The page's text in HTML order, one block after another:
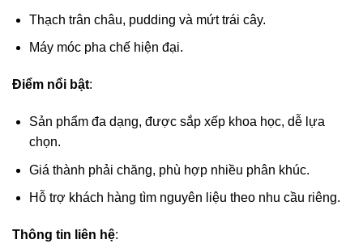
Thạch trân châu, pudding và mứt trái cây.
Máy móc pha chế hiện đại.
Điểm nổi bật:
Sản phẩm đa dạng, được sắp xếp khoa học, dễ lựa
chọn.
Giá thành phải chăng, phù hợp nhiều phân khúc.
Hỗ trợ khách hàng tìm nguyên liệu theo nhu cầu riêng.
Thông tin liên hệ: